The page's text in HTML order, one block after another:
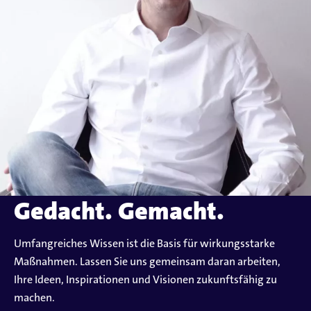
Gedacht. Gemacht.
Umfangreiches Wissen ist die Basis für wirkungsstarke
Maßnahmen. Lassen Sie uns gemeinsam daran arbeiten,
Ihre Ideen, Inspirationen und Visionen zukunftsfähig zu
machen.